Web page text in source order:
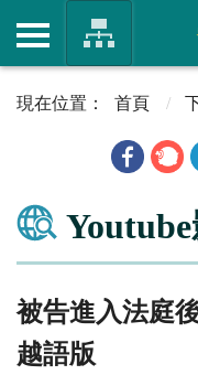
首頁
被告進入法庭
越語版